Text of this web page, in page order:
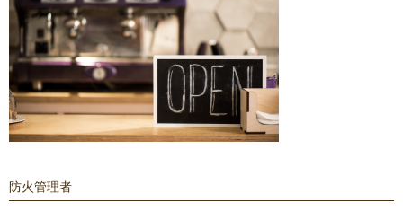
防火管理者